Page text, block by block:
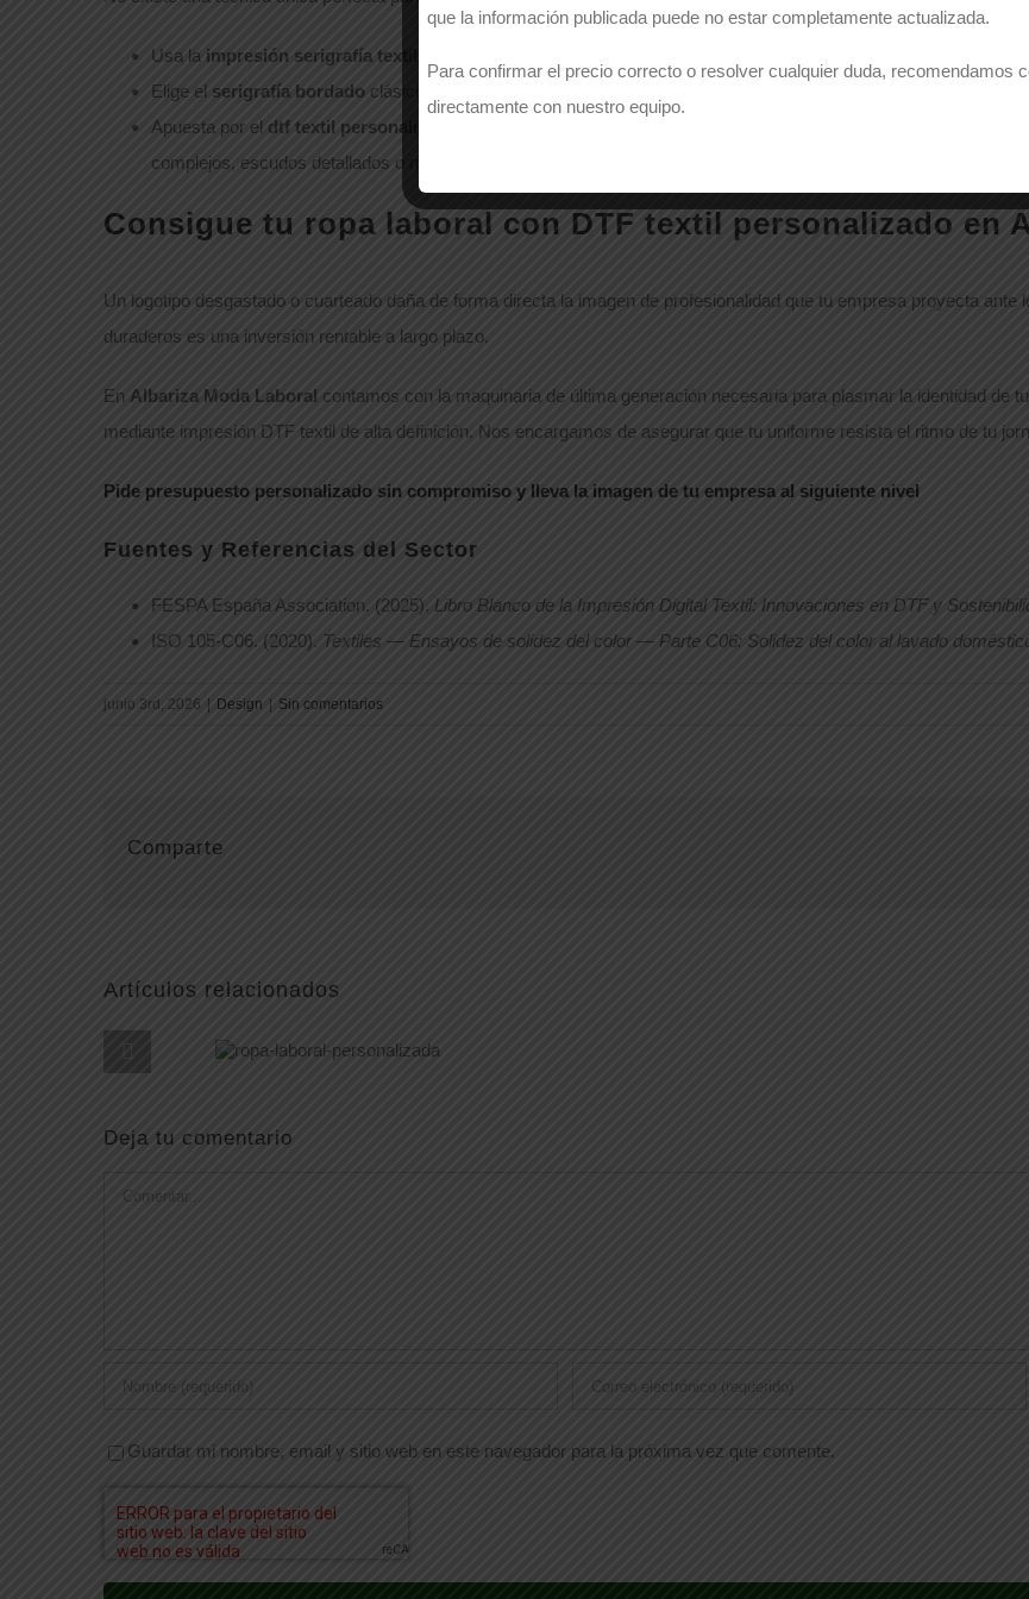
Usa la impresión serigrafía textil
tradicional cuando tengas tiradas masivas (más de 200 prendas) con
Elige el serigrafía bordado clásico para prendas premium de alta representación (camisas de hostelería,
Apuesta por el dtf textil personalizado
cuando necesites un control de costes estricto en tiradas medianas o
complejos, escudos detallados o numeraciones personalizadas para operarios.
Consigue tu ropa laboral con DTF textil personalizado en
Un logotipo desgastado o cuarteado daña de forma directa la imagen de profesionalidad que tu empresa proyecta
duraderos es una inversión rentable a largo plazo.
En Albariza Moda Laboral contamos con la maquinaria de última generación necesaria para plasmar la identidad de
mediante impresión DTF textil de alta definición. Nos encargamos de asegurar que tu uniforme resista el ritmo de tu
Pide presupuesto personalizado sin compromiso y lleva la imagen de tu empresa al siguiente nivel
Fuentes y Referencias del Sector
FESPA España Association. (2025). Libro Blanco de la Impresión Digital Textil: Innovaciones en DTF y
ISO 105-C06. (2020). Textiles — Ensayos de solidez del color — Parte C06: Solidez del color al lavado
junio 3rd, 2026 Design Sin comentarios
Comparte
Artículos relacionados
Ropa de trabajo
Deja tu comentario
Comentar
Guardar mi nombre, email y sitio web en este navegador para la próxima vez que comente.
que la información publicada puede no estar completamente actualizada.
Para confirmar el precio correcto o resolver cualquier duda, recomendamos
directamente con nuestro equipo.